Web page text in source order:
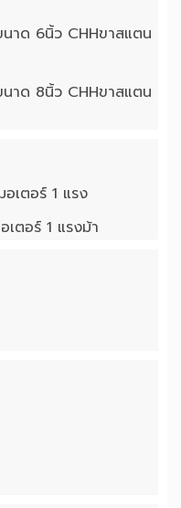
นาด 6นิ้ว CHHขาสแตน
นาด 8นิ้ว CHHขาสแตน
เตอร์ 1 แรง
ตอร์ 1 แรงม้า